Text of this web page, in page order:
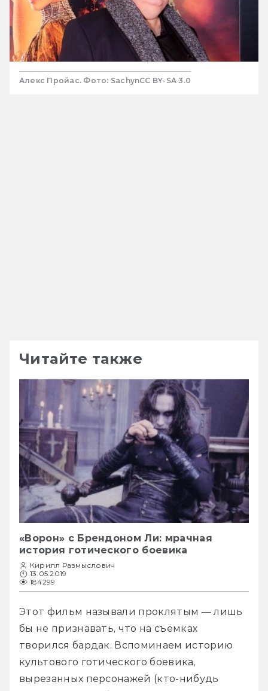
Алекс Пройас. Фото: SachynCC BY-SA 3.0
Читайте также
«Ворон» с Брендоном Ли: мрачная
история готического боевика
Кирилл Размыслович
13.05.2019
184299
Этот фильм называли проклятым — лишь
бы не признавать, что на съёмках
творился бардак. Вспоминаем историю
культового готического боевика,
вырезанных персонажей (кто-нибудь